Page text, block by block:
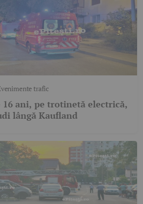
trafic
16 ani, pe trotinetă electrică,
lângă Kaufland